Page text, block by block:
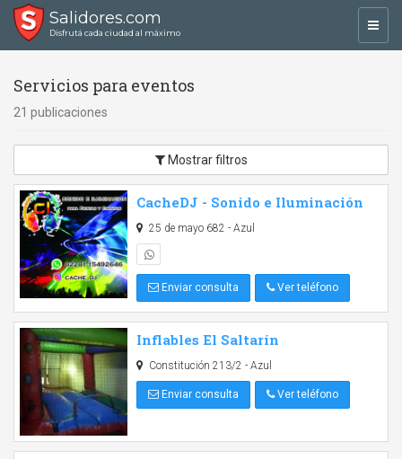
Salidores.com
Disfrutá cada ciudad al máximo
Servicios para eventos
21 publicaciones
Mostrar filtros
CacheDJ - Sonido e Iluminación
25 de mayo 682 - Azul
Enviar consulta Ver teléfono
Inflables El Saltarín
Constitución 213/2 - Azul
Enviar consulta Ver teléfono